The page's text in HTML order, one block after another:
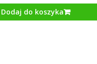
Dodaj do koszyka